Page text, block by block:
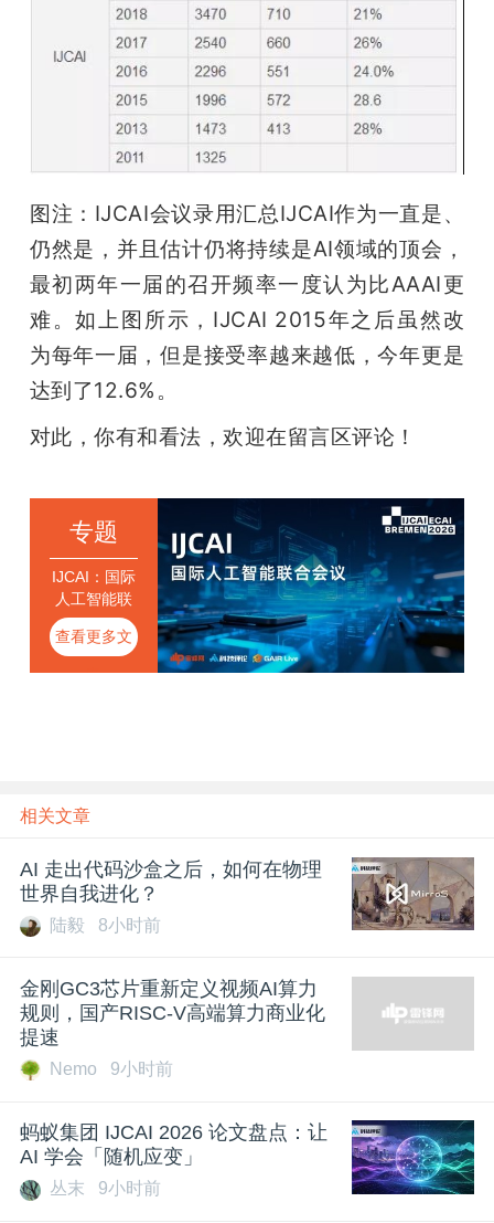
图注：IJCAI会议录用汇总IJCAI作为一直是、
仍然是，并且估计仍将持续是AI领域的顶会，
最初两年一届的召开频率一度认为比AAAI更
难。如上图所示，IJCAI 2015年之后虽然改
为每年一届，但是接受率越来越低，今年更是
达到了12.6%。
对此，你有和看法，欢迎在留言区评论！
专题
IJCAI：国际
人工智能联
合会议
查看更多文
章
相关文章
AI 走出代码沙盒之后，如何在物理
世界自我进化？
陆毅 8小时前
金刚GC3芯片重新定义视频AI算力
规则，国产RISC-V高端算力商业化
提速
Nemo 9小时前
蚂蚁集团 IJCAI 2026 论文盘点：让
AI 学会「随机应变」
丛末 9小时前